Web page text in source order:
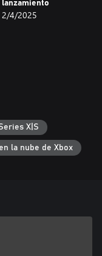
lanzamiento
2/4/2025
X|S
la nube de Xbox